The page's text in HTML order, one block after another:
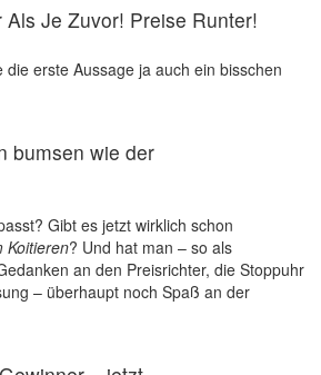
Als Je Zuvor! Preise Runter!
die erste Aussage ja auch ein bisschen
bumsen wie der
Gibt es jetzt wirklich schon
Koitieren? Und hat man – so als
an den Preisrichter, die Stoppuhr
– überhaupt noch Spaß an der